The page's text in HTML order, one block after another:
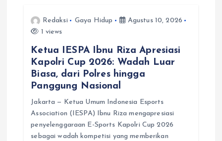
Redaksi Gaya Hidup
Agustus 10, 2026
1 views
Ketua IESPA Ibnu Riza Apresiasi
Kapolri Cup 2026: Wadah Luar
Biasa, dari Polres hingga
Panggung Nasional
Jakarta — Ketua Umum Indonesia Esports
Association (IESPA) Ibnu Riza mengapresiasi
penyelenggaraan E-Sports Kapolri Cup 2026
sebagai wadah kompetisi yang memberikan